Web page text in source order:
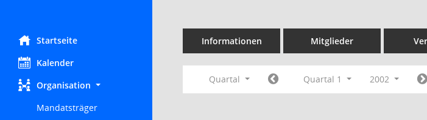
Startseite
Kalender
Organisation
Mandatsträger
Informationen Mitglieder
Quartal Quartal 1 2002